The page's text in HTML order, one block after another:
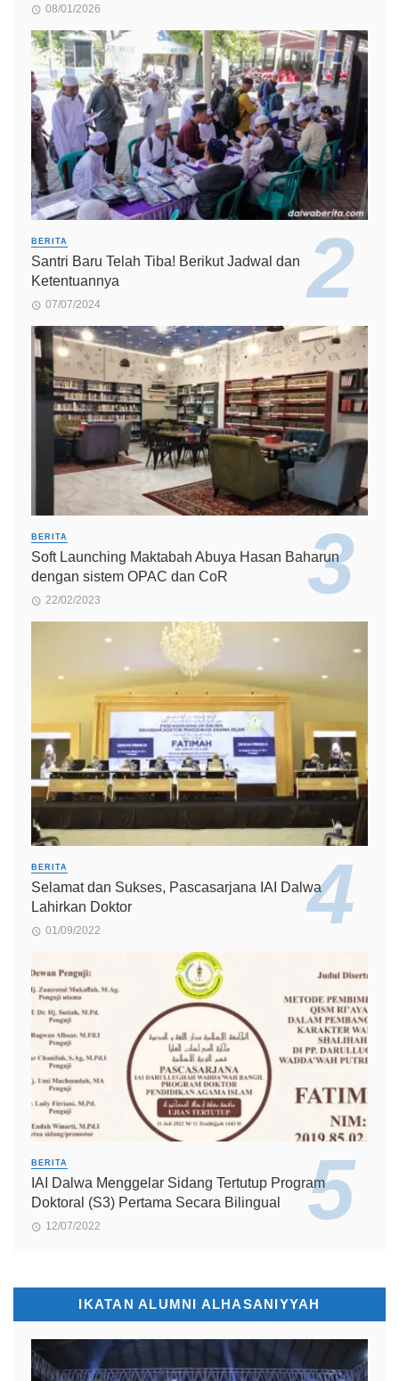
08/01/2026
BERITA
Santri Baru Telah Tiba! Berikut Jadwal dan
Ketentuannya
07/07/2024
BERITA
Soft Launching Maktabah Abuya Hasan Baharun
dengan sistem OPAC dan CoR
22/02/2023
BERITA
Selamat dan Sukses, Pascasarjana IAI Dalwa
Lahirkan Doktor
01/09/2022
BERITA
IAI Dalwa Menggelar Sidang Tertutup Program
Doktoral (S3) Pertama Secara Bilingual
12/07/2022
IKATAN ALUMNI ALHASANIYYAH